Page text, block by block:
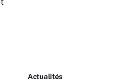
Actualités